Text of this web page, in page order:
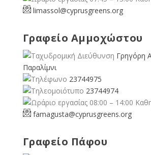
limassol@cyprusgreens.org
Γραφείο Αμμοχώστου
Γρηγόρη
Παραλίμνι
23744975
23744974
08:00 – 14:00
famagusta@cyprusgreens.org
Γραφείο Πάφου